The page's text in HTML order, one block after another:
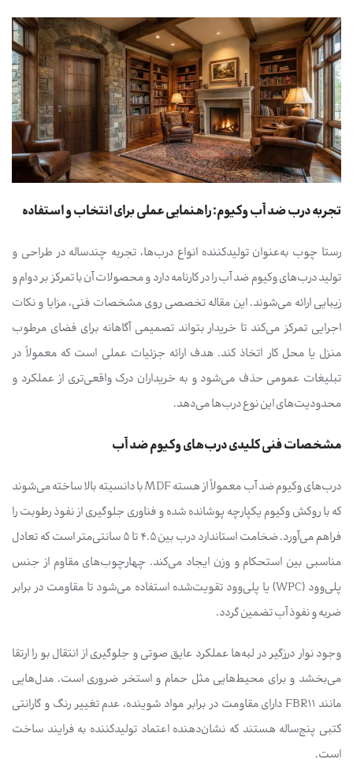
تجربه درب ضد آب وکیوم: راهنمایی عملی برای انتخاب و استفاده
رستا چوب به‌عنوان تولیدکننده انواع درب‌ها، تجربه چندساله در طراحی و
تولید درب‌های وکیوم ضد آب را در کارنامه دارد و محصولات آن با تمرکز بر دوام و
زیبایی ارائه می‌شوند. این مقاله تخصصی روی مشخصات فنی، مزایا و نکات
اجرایی تمرکز می‌کند تا خریدار بتواند تصمیمی آگاهانه برای فضای مرطوب
منزل یا محل کار اتخاذ کند. هدف ارائه جزئیات عملی است که معمولاً در
تبلیغات عمومی حذف می‌شود و به خریداران درک واقعی‌تری از عملکرد و
محدودیت‌های این نوع درب‌ها می‌دهد.
مشخصات فنی کلیدی درب‌های وکیوم ضد آب
درب‌های وکیوم ضد آب معمولاً از هسته MDF با دانسیته بالا ساخته می‌شوند
که با روکش وکیوم یکپارچه پوشانده شده و فناوری جلوگیری از نفوذ رطوبت را
فراهم می‌آورد. ضخامت استاندارد درب بین ۴.۵ تا ۵ سانتی‌متر است که تعادل
مناسبی بین استحکام و وزن ایجاد می‌کند. چهارچوب‌های مقاوم از جنس
پلی‌وود (WPC) یا پلی‌وود تقویت‌شده استفاده می‌شود تا مقاومت در برابر
ضربه و نفوذ آب تضمین گردد.
وجود نوار درزگیر در لبه‌ها عملکرد عایق صوتی و جلوگیری از انتقال بو را ارتقا
می‌بخشد و برای محیط‌هایی مثل حمام و استخر ضروری است. مدل‌هایی
مانند FBR11 دارای مقاومت در برابر مواد شوینده، عدم تغییر رنگ و گارانتی
کتبی پنج‌ساله هستند که نشان‌دهنده اعتماد تولیدکننده به فرایند ساخت
است.